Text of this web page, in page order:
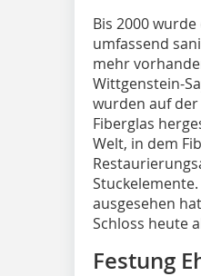
Bis 2000
umfassend
mehr
Wittgenstein-
wurden auf der
Fiberglas
Welt, in dem
ausgesehen
Schloss heute
Festung